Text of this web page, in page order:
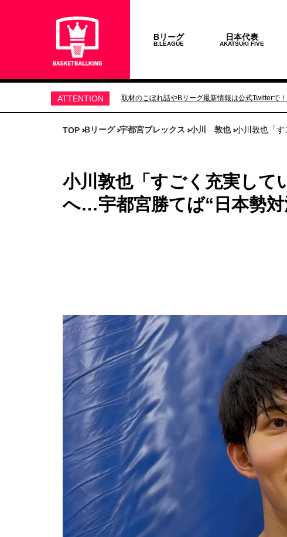
Bリーグ
B.LEAGUE
日本代表
AKATSUKI FIVE
ATTENTION 取材のこぼれ話やBリーグ最新情報は公式Twitterで！
TOP Bリーグ 宇都宮ブレックス 小川 敦也 小川敦也「
小川敦也「すごく充実して
へ…宇都宮勝てば“日本勢対